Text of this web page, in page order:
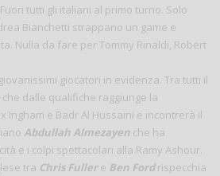
tutti gli italiani al primo turno. Solo
Bianchetti strappano un game e
Nulla da fare per Tommy Rinaldi, Robert
giocatori in evidenza. Tra tutti il
che dalle qualifiche raggiunge la
Ingham e Badr Al Hussaini e incontrerà il
Abdullah Almezayen che ha
e i colpi spettacolari alla Ramy Ashour.
tra Chris Fullere Ben Fordrispecchia